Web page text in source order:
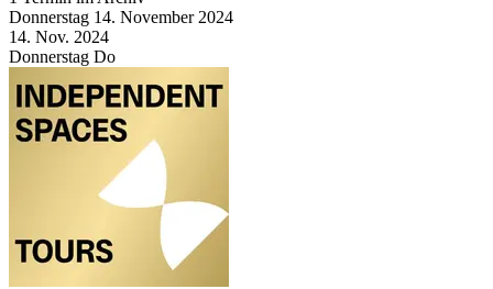
Donnerstag 14. November 2024
14. Nov. 2024
Donnerstag Do